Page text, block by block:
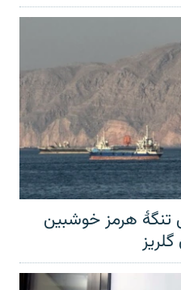
تنگهٔ هرمز خوشبین